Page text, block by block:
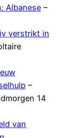
Albanese –
verstrikt in
–
14
van